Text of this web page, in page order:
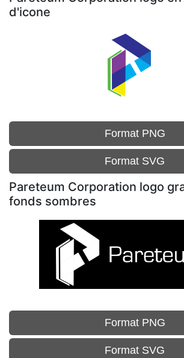
d'icone
Format PNG
Format SVG
Pareteum Corporation logo
fonds sombres
Format PNG
Format SVG